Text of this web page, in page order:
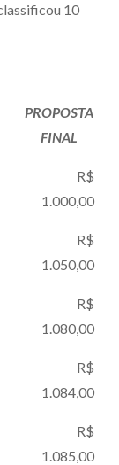
10
PROPOSTA
FINAL
R$
1.000,00
R$
1.050,00
R$
1.080,00
R$
1.084,00
R$
1.085,00